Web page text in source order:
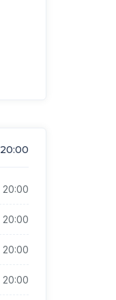
20:00
20:00
20:00
20:00
20:00